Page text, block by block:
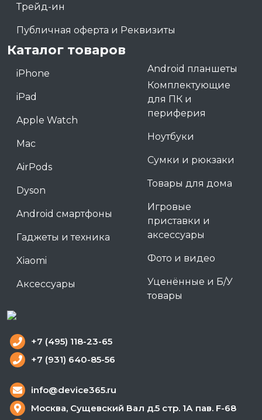
Трейд-ин
Публичная оферта и Реквизиты
Каталог товаров
iPhone
iPad
Apple Watch
Mac
AirPods
Dyson
Android смартфоны
Гаджеты и техника
Xiaomi
Аксессуары
Android планшеты
Комплектующие
для ПК и
периферия
Ноутбуки
Сумки и рюкзаки
Товары для дома
Игровые
приставки и
аксессуары
Фото и видео
Уценённые и Б/У
товары
+7 (495) 118-23-65
+7 (931) 640-85-56
info@device365.ru
Москва, Сущевский Вал д.5 стр. 1А пав. F-68